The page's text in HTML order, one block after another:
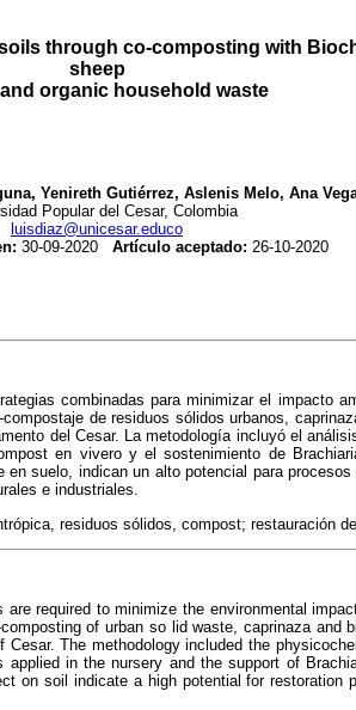
through co-composting with
sheep
organic household waste
Yenireth Gutiérrez, Aslenis Melo, Ana
Popular del Cesar, Colombia
luisdiaz@unicesar.educo
30-09-2020 Artículo aceptado: 26-10-2020
combinadas para minimizar el impacto
de residuos sólidos urbanos,
del Cesar. La metodología incluyó el
en vivero y el sostenimiento de
suelo, indican un alto potencial para
e industriales.
residuos sólidos, compost; restauración
are required to minimize the environmental
of urban so lid waste, caprinaza and
Cesar. The methodology included the
applied in the nursery and the support of
on soil indicate a high potential for restoration